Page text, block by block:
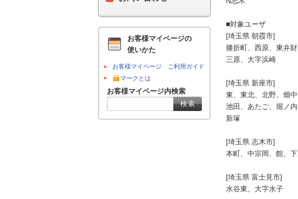
■対象ユーザ
[埼玉県 朝霞市]
膝折町、西原、東弁
三原、大字浜崎
[埼玉県 新座市]
東、東北、北野、畑
池田、あたご、堀ノ
新塚
[埼玉県 志木市]
本町、中宗岡、館、
[埼玉県 富士見市]
水谷東、大字水子
お客様マイページの
使いかた
お客様マイページ ご利用ガイド
マークとは
お客様マイページ内検索